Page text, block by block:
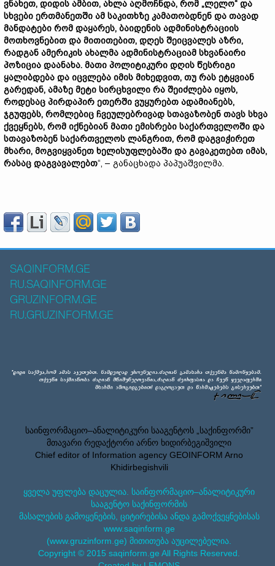
ვნახეთ, დიდის ამბით, ახლა აღმოჩნდა, რომ „ლელო“ და
სხვები ერთმანეთში ამ საკითხზე კამათობდნენ და თავად
მანდატები რომ დაყარეს, ბაიდენის ადმინისტრაციის
მოთხოვნებით და მითითებით, დღეს შეიცვალეს აზრი,
რადგან ამერიკის ახალმა ადმინისტრაციამ სხვანაირი
პოზიცია დაანახა. მათი პოლიტიკური დღის წესრიგი
ყალიბდება და იცვლება იმის მიხედვით, თუ რას ეტყვიან
გარედან, ამაზე მეტი სირცხვილი რა შეიძლება იყოს,
როდესაც პირდაპირ ეთერში ვუყურებთ ადამიანებს,
ჯგუფებს, რომლებიც ჩვეულებრივად სთავაზობენ თავს სხვა
ქვეყნებს, რომ იქნებიან მათი ემისრები საქართველოში და
სთავაზობენ საქართველოს ლანგრით, რომ დაგვიჭირეთ
მხარი, მოგვიყვანეთ ხელისუფლებაში და გავაკეთებთ იმას,
რასაც დაგვავალებთ“, – განაცხადა პაპუაშვილმა.
SAQINFORM.GE
RU.SAQINFORM.GE
GRUZINFORM.GE
RU.GRUZINFORM.GE
საინფორმაციო–ანალიტიკური სააგენტოს „საქინფორმი”
მთავარი რედაქტორი არნო ხიდირბეგიშვილი
Chief editor of Information agency GEOINFORM Arno
Khidirbegishvili
ყველა უფლება დაცულია. საინფორმაციო–ანალიტიკური
სააგენტო საქინფორმის
მასალების გამოყენების, ციტირებისა ანდა გამოქვეყნებისას
www.saqinform.ge
(www.gruzinform.ge) მითითება აუცილებელია.
Copyright © 2015 saqinform.ge All Rights Reserved.